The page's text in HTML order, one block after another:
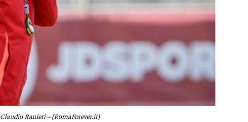
Claudio Ranieri – (RomaForever.it)